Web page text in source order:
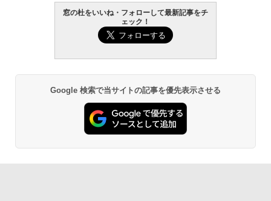
窓の杜をいいね・フォローして最新記事をチ
ェック！
Google 検索で当サイトの記事を優先表示させる